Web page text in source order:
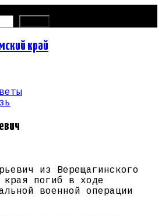
край
из Верещагинского
края погиб в ходе
военной операции